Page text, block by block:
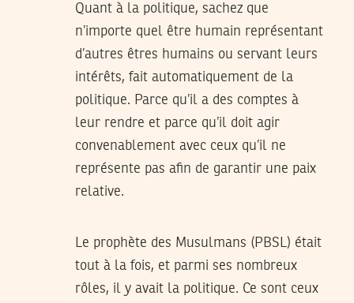
Quant à la politique, sachez que
n’importe quel être humain représentant
d’autres êtres humains ou servant leurs
intérêts, fait automatiquement de la
politique. Parce qu’il a des comptes à
leur rendre et parce qu’il doit agir
convenablement avec ceux qu’il ne
représente pas afin de garantir une paix
relative.
Le prophète des Musulmans (PBSL) était
tout à la fois, et parmi ses nombreux
rôles, il y avait la politique. Ce sont ceux